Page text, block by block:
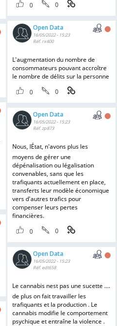
0
0
Open Data
16/05/2022 - 15:23
Réf. rx400
L'augmentation du nombre de
consommateurs pouvant accroître
le nombre de délits sur la personne
0
0
Open Data
16/05/2022 - 15:23
Réf. zp873
Nous, lÉtat, n'avons plus les
moyens de gérer une
dépénalisation ou légalisation
convenables, sans que les
trafiquants actuellement en place,
transferts leur modèle économique
vers d'autres trafics pour
compenser leurs pertes
financières.
0
0
Open Data
16/05/2022 - 15:23
Réf. edt658
Le cannabis nest pas une sucette ....
de plus on fait travailler les
trafiquants et la production . Le
cannabis modifie le comportement
psychique et entraîne la violence .